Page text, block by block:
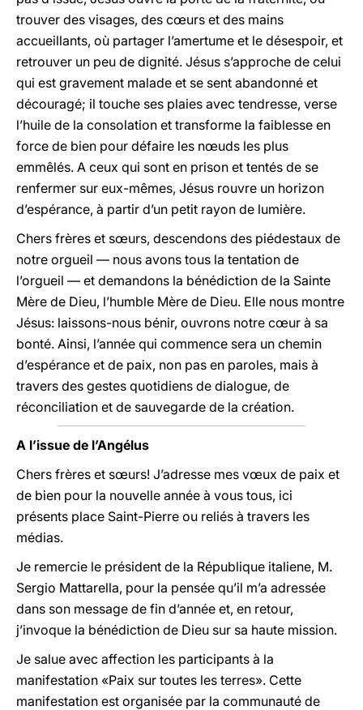
trouver des visages, des cœurs et des mains
accueillants, où partager l’amertume et le désespoir, et
retrouver un peu de dignité. Jésus s’approche de celui
qui est gravement malade et se sent abandonné et
découragé; il touche ses plaies avec tendresse, verse
l’huile de la consolation et transforme la faiblesse en
force de bien pour défaire les nœuds les plus
emmêlés. A ceux qui sont en prison et tentés de se
renfermer sur eux-mêmes, Jésus rouvre un horizon
d’espérance, à partir d’un petit rayon de lumière.
Chers frères et sœurs, descendons des piédestaux de
notre orgueil — nous avons tous la tentation de
l’orgueil — et demandons la bénédiction de la Sainte
Mère de Dieu, l’humble Mère de Dieu. Elle nous montre
Jésus: laissons-nous bénir, ouvrons notre cœur à sa
bonté. Ainsi, l’année qui commence sera un chemin
d’espérance et de paix, non pas en paroles, mais à
travers des gestes quotidiens de dialogue, de
réconciliation et de sauvegarde de la création.
A l’issue de l’Angélus
Chers frères et sœurs! J’adresse mes vœux de paix et
de bien pour la nouvelle année à vous tous, ici
présents place Saint-Pierre ou reliés à travers les
médias.
Je remercie le président de la République italiene, M.
Sergio Mattarella, pour la pensée qu’il m’a adressée
dans son message de fin d’année et, en retour,
j’invoque la bénédiction de Dieu sur sa haute mission.
Je salue avec affection les participants à la
manifestation «Paix sur toutes les terres». Cette
manifestation est organisée par la communauté de